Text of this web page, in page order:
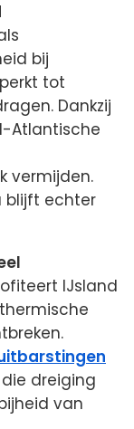
bij
tot
Dankzij
Atlantische
vermijden.
blijft echter
IJsland
dreiging
van